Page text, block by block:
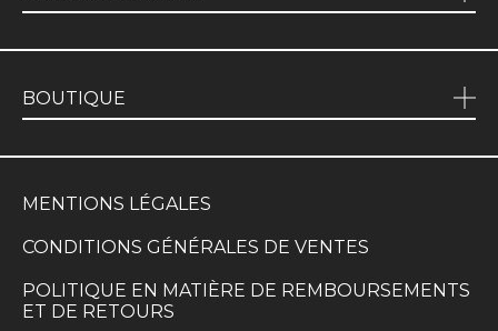
BOUTIQUE
MENTIONS LÉGALES
CONDITIONS GÉNÉRALES DE VENTES
POLITIQUE EN MATIÈRE DE REMBOURSEMENTS
ET DE RETOURS